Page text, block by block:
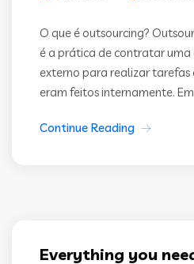
O que é outsourcing?
é a prática de contratar uma
externo para realizar tarefas
eram feitos internamente. Em
Continue Reading
Everything you